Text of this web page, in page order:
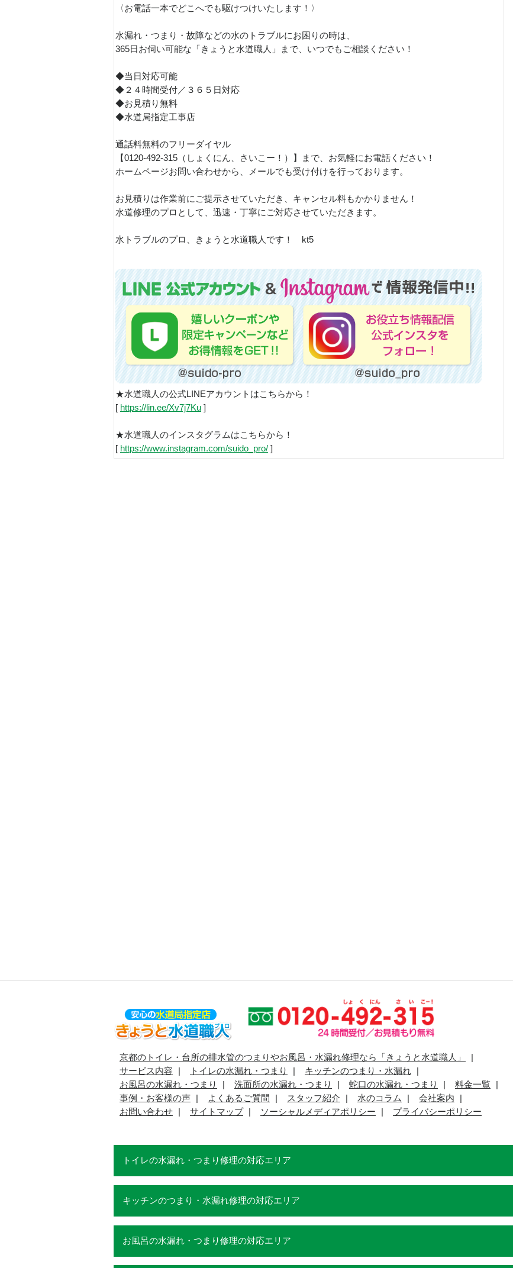
〈お電話一本でどこへでも駆けつけいたします！〉
水漏れ・つまり・故障などの水のトラブルにお困りの時は、
365日お伺い可能な「きょうと水道職人」まで、いつでもご相談ください！
◆当日対応可能
◆２４時間受付／３６５日対応
◆お見積り無料
◆水道局指定工事店
通話料無料のフリーダイヤル
【0120-492-315（しょくにん、さいこー！）】まで、お気軽にお電話ください！
ホームページお問い合わせから、メールでも受け付けを行っております。
お見積りは作業前にご提示させていただき、キャンセル料もかかりません！
水道修理のプロとして、迅速・丁寧にご対応させていただきます。
水トラブルのプロ、きょうと水道職人です！ kt5
★水道職人の公式LINEアカウントはこちらから！
[ https://lin.ee/Xv7j7Ku ]
★水道職人のインスタグラムはこちらから！
[ https://www.instagram.com/suido_pro/ ]
京都のトイレ・台所の排水管のつまりやお風呂・水漏れ修理なら「きょうと水道職人」
サービス内容
トイレの水漏れ・つまり
キッチンのつまり・水漏れ
お風呂の水漏れ・つまり
洗面所の水漏れ・つまり 蛇口の水漏れ・つまり
料金一覧
事例・お客様の声
よくあるご質問 スタッフ紹介 水のコラム
会社案内
お問い合わせ
サイトマップ ソーシャルメディアポリシー プライバシーポリシー
トイレの水漏れ・つまり修理の対応エリア
キッチンのつまり・水漏れ修理の対応エリア
お風呂の水漏れ・つまり修理の対応エリア